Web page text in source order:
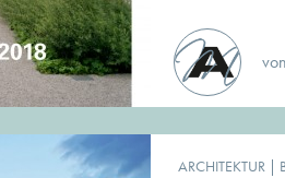
ARCHITEKTUR |